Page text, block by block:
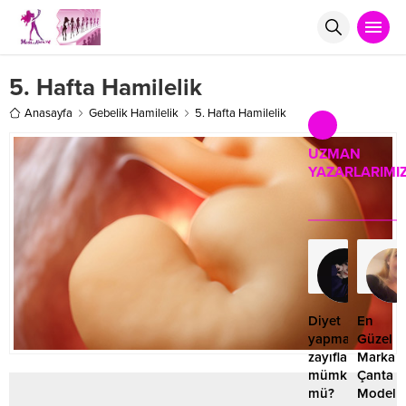
5. Hafta Hamilelik
Anasayfa Gebelik Hamilelik 5. Hafta Hamilelik
UZMAN
Diyet
yapmadan
zayıflamak
mümkün
mü?
En
Güzel
Marka
Çanta